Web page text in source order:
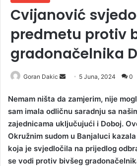
Cvijanović
predmetu protiv
gradonačelnika
Goran Dakic
n
d
a
n
e
m
5 Juna, 2024 0
Nemam ništa da zamjerim, nije
sam imala odličnu saradnju sa
zajednicama uključujući i Doboj.
Okružnim sudom u Banjaluci
koja je svjedločila na prijedlog
se vodi protiv bivšeg